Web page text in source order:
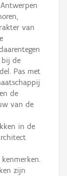
van
bij de
Pas met
en de
van de
in de
zijn